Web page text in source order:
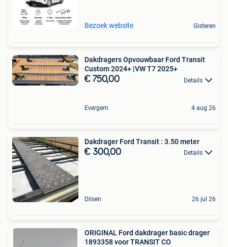
Bezoek website Gisteren
Dakdragers Opvouwbaar Ford Transit
Custom 2024+ |VW T7 2025+
€ 750,00 Details
Evergem 4 aug 26
Dakdrager Ford Transit : 3.50 meter
€ 300,00 Details
Dilsen 26 jul 26
ORIGINAL Ford dakdrager basic drager
1893358 voor TRANSIT CO